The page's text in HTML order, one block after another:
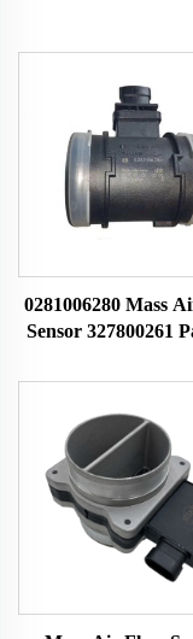
0281006280 Mass
Sensor 327800261
sensor